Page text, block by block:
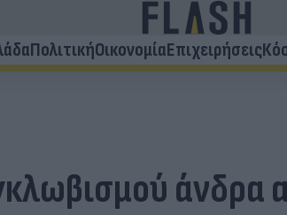
ΠολιτικήΟικονομίαΕπιχειρήσεις
άνδρα